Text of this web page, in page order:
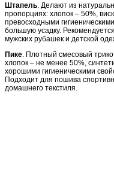
Штапель . Делают из
пропорциях: хлопок – 50%,
превосходными
большую усадку.
мужских рубашек и детской
Пике . Плотный смесовый
хлопок – не менее 50%,
хорошими гигиеническими
Подходит для пошива
домашнего текстиля.